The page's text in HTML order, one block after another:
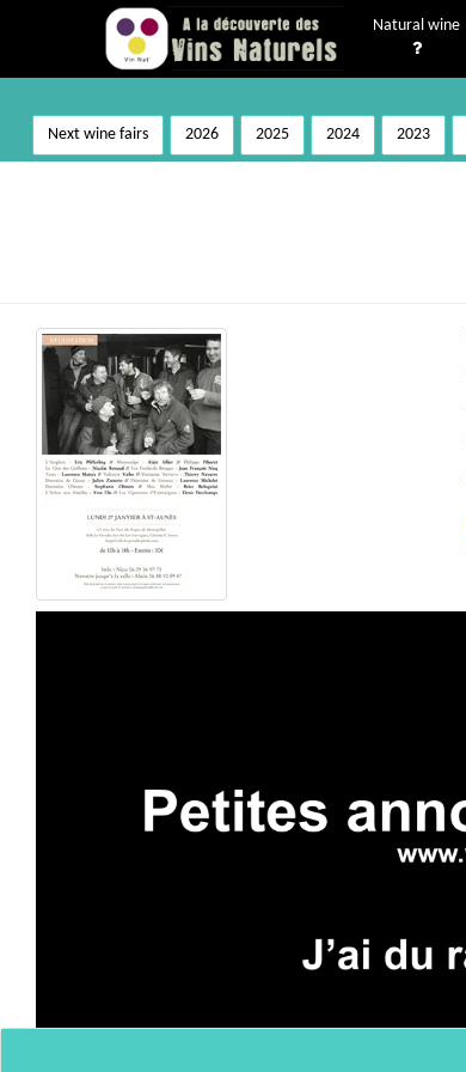
Natural wine
Next wine fairs 2026 2025 2024 2023